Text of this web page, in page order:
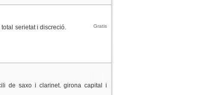
serietat i discreció.
Gratis
de saxo i clarinet. girona capital i